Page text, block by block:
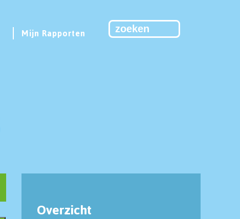
Mijn Rapporten
Overzicht